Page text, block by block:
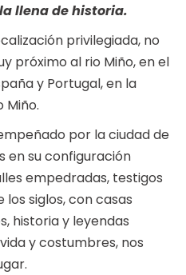
llena de historia.
privilegiada, no
próximo al rio Miño, en el
y Portugal, en la
Miño.
por la ciudad de
en su configuración
empedradas, testigos
siglos, con casas
historia y leyendas
y costumbres, nos